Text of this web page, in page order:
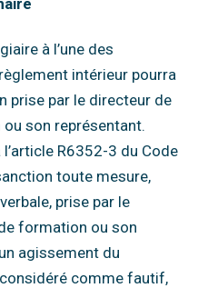
à l’une des
intérieur pourra
prise par le directeur de
ou son représentant.
R6352-3 du Code
toute mesure,
prise par le
formation ou son
agissement du
considéré comme fautif,